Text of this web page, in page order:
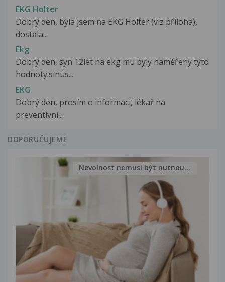
EKG Holter
Dobrý den, byla jsem na EKG Holter (viz příloha),
dostala...
Ekg
Dobrý den, syn 12let na ekg mu byly naměřeny tyto
hodnoty.sinus...
EKG
Dobrý den, prosím o informaci, lékař na
preventivní...
DOPORUČUJEME
Nevolnost nemusí být nutnou...